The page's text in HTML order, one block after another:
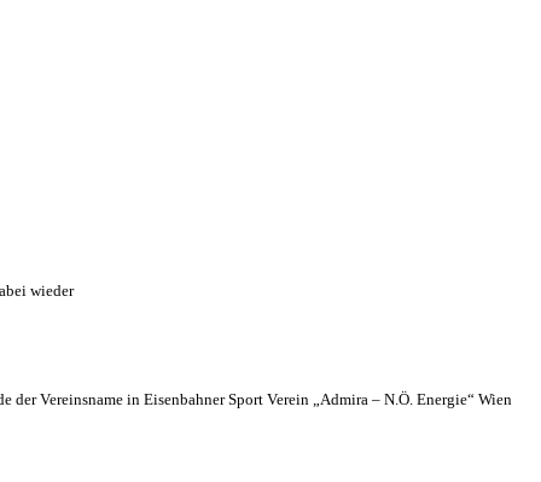
wieder
der Vereinsname in Eisenbahner Sport Verein „Admira – N.Ö. Energie“ Wien